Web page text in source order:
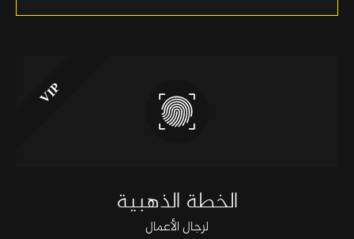
الخطة الذهبية
لرجال الأعمال